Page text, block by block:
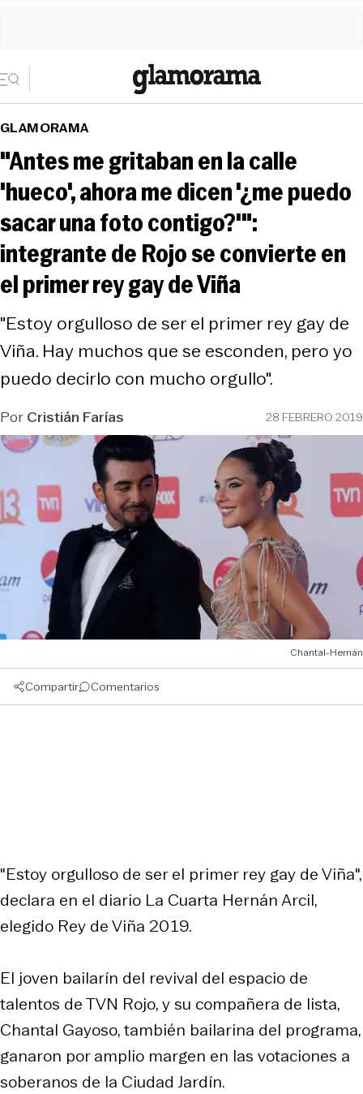
GLAMORAMA
"Antes me gritaban en la calle
'hueco', ahora me dicen '¿me puedo
sacar una foto contigo?'":
integrante de Rojo se convierte en
el primer rey gay de Viña
"Estoy orgulloso de ser el primer rey gay de
Viña. Hay muchos que se esconden, pero yo
puedo decirlo con mucho orgullo".
PorCristián Farías 28 FEBRERO 2019
Chantal-Hernán
Compartir Comentarios
"Estoy orgulloso de ser el primer rey gay de Viña",
declara en el diario La Cuarta Hernán Arcil,
elegido Rey de Viña 2019.
El joven bailarín del revival del espacio de
talentos de TVN Rojo, y su compañera de lista,
Chantal Gayoso, también bailarina del programa,
ganaron por amplio margen en las votaciones a
soberanos de la Ciudad Jardín.